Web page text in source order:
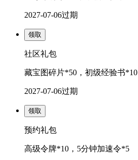
2027-07-06过期
领取
社区礼包
藏宝图碎片*50，初级经验书*10
2027-07-06过期
领取
预约礼包
高级令牌*10，5分钟加速令*5